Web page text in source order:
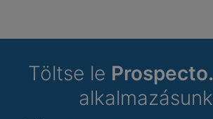
Töltse le